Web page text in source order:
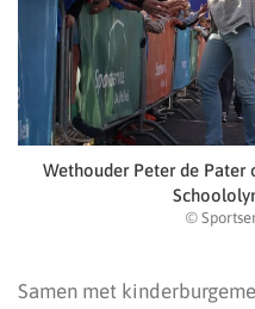
Wethouder Peter de Pater
©
Samen met